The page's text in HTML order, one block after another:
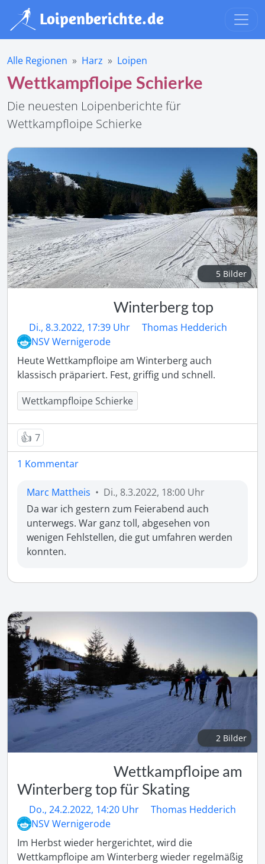
Alle Regionen Harz Loipen
Wettkampfloipe Schierke
Die neuesten Loipenberichte für
Wettkampfloipe Schierke
5 Bilder
Winterberg top
Di., 8.3.2022, 17:39 Uhr
Thomas Hedderich
NSV Wernigerode
Heute Wettkampfloipe am Winterberg auch
klassisch präpariert. Fest, griffig und schnell.
Wettkampfloipe Schierke
👍 7
1 Kommentar
Marc Mattheis • Di., 8.3.2022, 18:00 Uhr
Da war ich gestern zum Feierabend auch
unterwegs. War ganz toll, abgesehen von
wenigen Fehlstellen, die gut umfahren werden
konnten.
2 Bilder
Wettkampfloipe am
Winterberg top für Skating
Do., 24.2.2022, 14:20 Uhr
Thomas Hedderich
NSV Wernigerode
Im Herbst wieder hergerichtet, wird die
Wettkampfloipe am Winterberg wieder regelmäßig